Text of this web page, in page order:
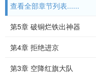
查看全部章节列表......
第5章 破铜烂铁出神器
第4章 拒绝进京
第3章 空降红旗大队